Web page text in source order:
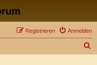
Anmelden
Registrieren